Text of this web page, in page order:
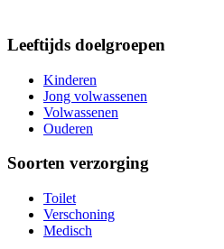
Leeftijds doelgroepen
Kinderen
Jong volwassenen
Volwassenen
Ouderen
Soorten verzorging
Toilet
Verschoning
Medisch